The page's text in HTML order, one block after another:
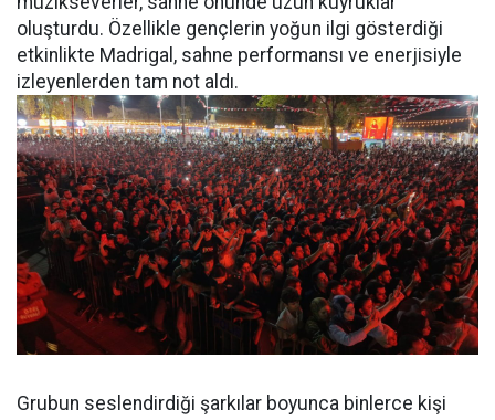
oluşturdu. Özellikle gençlerin yoğun ilgi gösterdiği
etkinlikte Madrigal, sahne performansı ve enerjisiyle
izleyenlerden tam not aldı.
Grubun seslendirdiği şarkılar boyunca binlerce kişi